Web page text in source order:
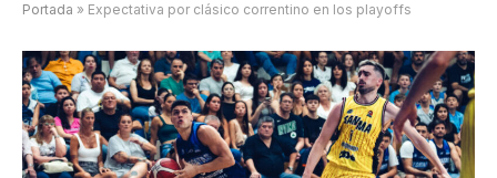
Portada » Expectativa por clásico correntino en los playoffs